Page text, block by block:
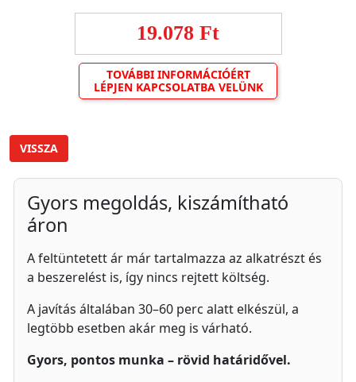
19.078 Ft
TOVÁBBI INFORMÁCIÓÉRT
LÉPJEN KAPCSOLATBA VELÜNK
VISSZA
Gyors megoldás, kiszámítható
áron
A feltüntetett ár már tartalmazza az alkatrészt és
a beszerelést is, így nincs rejtett költség.
A javítás általában 30–60 perc alatt elkészül, a
legtöbb esetben akár meg is várható.
Gyors, pontos munka – rövid határidővel.